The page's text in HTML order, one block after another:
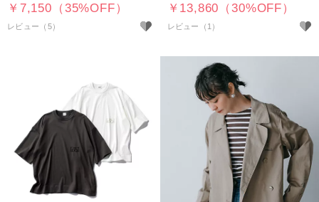
￥7,150（35%OFF）
レビュー（5）
￥13,860（30%OFF）
レビュー（1）